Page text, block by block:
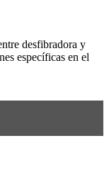
desfibradora y
específicas en el